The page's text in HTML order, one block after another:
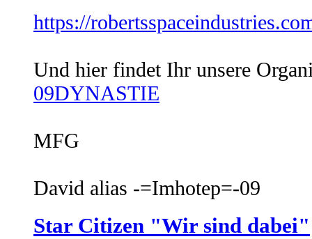
https://
Und hier findet Ihr unsere
09DYNASTIE
MFG
David alias -=Imhotep=-09
Star Citizen "Wir sind dabei"